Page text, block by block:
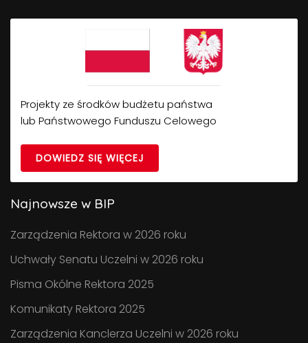
Projekty ze środków budżetu państwa
lub Państwowego Funduszu Celowego
DOWIEDZ SIĘ WIĘCEJ
Najnowsze w BIP
Zarządzenia Rektora w 2026 roku
Uchwały Senatu Uczelni w 2026 roku
Pisma Okólne Rektora 2025
Komunikaty Rektora 2025
Zarządzenia Kanclerza Uczelni w 2026 roku